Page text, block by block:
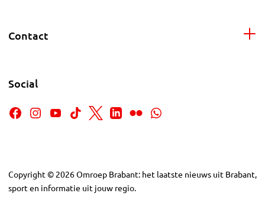
Contact
Social
Copyright © 2026Omroep Brabant: het laatste nieuws uit Brabant,
sport en informatie uit jouw regio.